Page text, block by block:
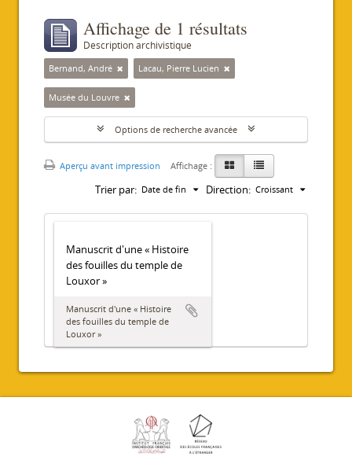
Affichage de 1 résultats
Description archivistique
Bernand, André Lacau, Pierre Lucien
Musée du Louvre
Options de recherche avancée
Aperçu avant impression Affichage :
Trier par: Date de fin Direction: Croissant
Manuscrit d'une « Histoire
des fouilles du temple de
Louxor »
Manuscrit d'une « Histoire
des fouilles du temple de
Louxor »